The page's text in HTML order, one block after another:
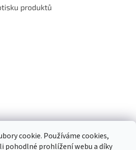
cookie. Používáme cookies,
pohodlné prohlížení webu a díky
produktů